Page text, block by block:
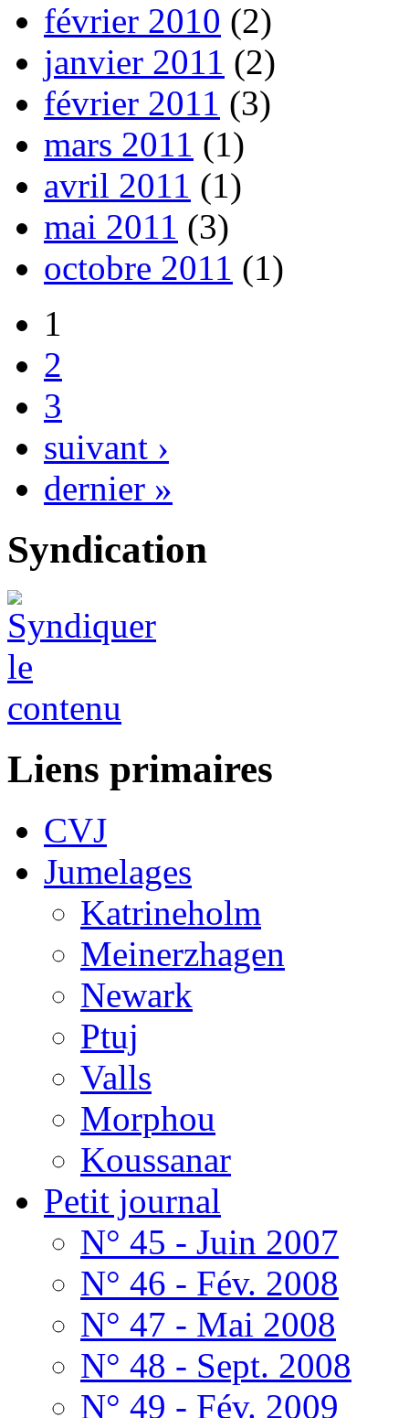
février 2010 (2)
janvier 2011 (2)
février 2011 (3)
mars 2011 (1)
avril 2011 (1)
mai 2011 (3)
octobre 2011 (1)
1
2
3
suivant ›
dernier »
Syndication
Liens primaires
CVJ
Jumelages
Katrineholm
Meinerzhagen
Newark
Ptuj
Valls
Morphou
Koussanar
Petit journal
N° 45 - Juin 2007
N° 46 - Fév. 2008
N° 47 - Mai 2008
N° 48 - Sept. 2008
N° 49 - Fév. 2009